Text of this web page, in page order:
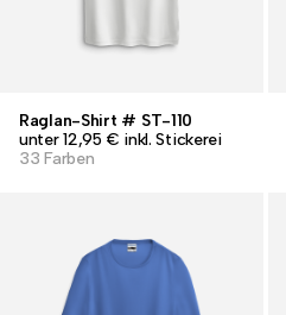
Raglan-Shirt # ST-110
unter 12,95 € inkl. Stickerei
33 Farben